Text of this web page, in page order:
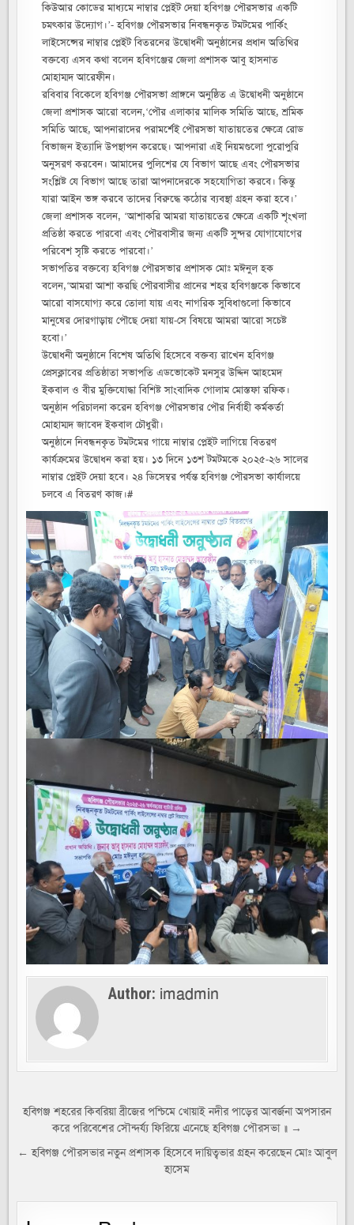
কিউআর কোডের মাধ্যমে নাম্বার প্লেইট দেয়া হবিগঞ্জ পৌরসভার একটি
চমৎকার উদ্যোগ।’- হবিগঞ্জ পৌরসভার নিবন্ধনকৃত টমটমের পার্কিং
লাইসেন্সের নাম্বার প্লেইট বিতরনের উদ্বোধনী অনুষ্ঠানের প্রধান অতিথির
বক্তব্যে এসব কথা বলেন হবিগঞ্জের জেলা প্রশাসক আবু হাসনাত
মোহাম্মদ আরেফীন।
রবিবার বিকেলে হবিগঞ্জ পৌরসভা প্রাঙ্গনে অনুষ্ঠিত এ উদ্বোধনী অনুষ্ঠানে
জেলা প্রশাসক আরো বলেন,‘পৌর এলাকার মালিক সমিতি আছে, শ্রমিক
সমিতি আছে, আপনারাদের পরামর্শেই পৌরসভা যাতায়তের ক্ষেত্রে রোড
বিভাজন ইত্যাদি উপস্থাপন করেছে। আপনারা এই নিয়মগুলো পুরোপুরি
অনুসরণ করবেন। আমাদের পুলিশের যে বিভাগ আছে এবং পৌরসভার
সংশ্লিষ্ট যে বিভাগ আছে তারা আপনাদেরকে সহযোগিতা করবে। কিন্তু
যারা আইন ভঙ্গ করবে তাদের বিরুদ্ধে কঠোর ব্যবস্থা গ্রহন করা হবে।’
জেলা প্রশাসক বলেন, ‘আশাকরি আমরা যাতায়তের ক্ষেত্রে একটি শৃংখলা
প্রতিষ্ঠা করতে পারবো এবং পৌরবাসীর জন্য একটি সুন্দর যোগাযোগের
পরিবেশ সৃষ্টি করতে পারবো।’
সভাপতির বক্তব্যে হবিগঞ্জ পৌরসভার প্রশাসক মোঃ মঈনুল হক
বলেন,‘আমরা আশা করছি পৌরবাসীর প্রানের শহর হবিগঞ্জকে কিভাবে
আরো বাসযোগ্য করে তোলা যায় এবং নাগরিক সুবিধাগুলো কিভাবে
মানুষের দোরগাড়ায় পৌছে দেয়া যায়-সে বিষয়ে আমরা আরো সচেষ্ট
হবো।’
উদ্বোধনী অনুষ্ঠানে বিশেষ অতিথি হিসেবে বক্তব্য রাখেন হবিগঞ্জ
প্রেসক্লাবের প্রতিষ্ঠাতা সভাপতি এডভোকেট মনসুর উদ্দিন আহমেদ
ইকবাল ও বীর মুক্তিযোদ্ধা বিশিষ্ট সাংবাদিক গোলাম মোস্তফা রফিক।
অনুষ্ঠান পরিচালনা করেন হবিগঞ্জ পৌরসভার পৌর নির্বাহী কর্মকর্তা
মোহাম্মদ জাবেদ ইকবাল চৌধুরী।
অনুষ্ঠানে নিবন্ধনকৃত টমটমের গায়ে নাম্বার প্লেইট লাগিয়ে বিতরণ
কার্যক্রমের উদ্বোধন করা হয়। ১৩ দিনে ১৩শ টমটমকে ২০২৫-২৬ সালের
নাম্বার প্লেইট দেয়া হবে। ২৪ ডিসেম্বর পর্যন্ত হবিগঞ্জ পৌরসভা কার্যালয়ে
চলবে এ বিতরণ কাজ।#
Author: imadmin
Post
navigation
হবিগঞ্জ শহরের কিবরিয়া ব্রীজের পশ্চিমে খোয়াই নদীর পাড়ের আবর্জনা অপসারন
করে পরিবেশের সৌন্দর্য্য ফিরিয়ে এনেছে হবিগঞ্জ পৌরসভা ॥ →
← হবিগঞ্জ পৌরসভার নতুন প্রশাসক হিসেবে দায়িত্বভার গ্রহন করেছেন মোঃ আবুল
হাসেম